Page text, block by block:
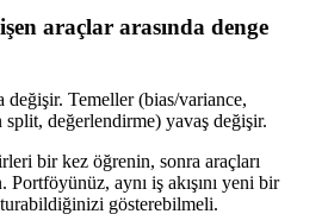
araçlar arasında denge
değişir. Temeller (bias/variance,
değerlendirme) yavaş değişir.
bir kez öğrenin, sonra araçları
aynı iş akışını yeni bir
gösterebilmeli.